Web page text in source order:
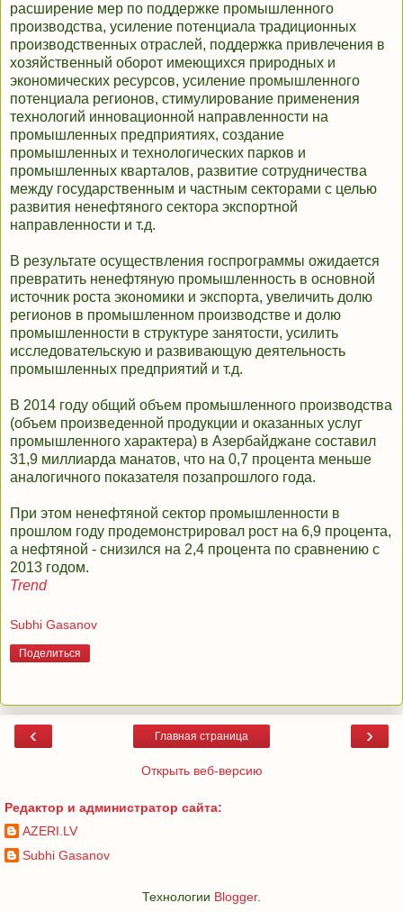
расширение мер по поддержке промышленного
производства, усиление потенциала традиционных
производственных отраслей, поддержка привлечения в
хозяйственный оборот имеющихся природных и
экономических ресурсов, усиление промышленного
потенциала регионов, стимулирование применения
технологий инновационной направленности на
промышленных предприятиях, создание
промышленных и технологических парков и
промышленных кварталов, развитие сотрудничества
между государственным и частным секторами с целью
развития ненефтяного сектора экспортной
направленности и т.д.
В результате осуществления госпрограммы ожидается
превратить ненефтяную промышленность в основной
источник роста экономики и экспорта, увеличить долю
регионов в промышленном производстве и долю
промышленности в структуре занятости, усилить
исследовательскую и развивающую деятельность
промышленных предприятий и т.д.
В 2014 году общий объем промышленного производства
(объем произведенной продукции и оказанных услуг
промышленного характера) в Азербайджане составил
31,9 миллиарда манатов, что на 0,7 процента меньше
аналогичного показателя позапрошлого года.
При этом ненефтяной сектор промышленности в
прошлом году продемонстрировал рост на 6,9 процента,
а нефтяной - снизился на 2,4 процента по сравнению с
2013 годом.
Trend
Subhi Gasanov
Поделиться
‹ ›
Главная страница
Открыть веб-версию
Редактор и администратор сайта:
AZERI.LV
Subhi Gasanov
Технологии Blogger.